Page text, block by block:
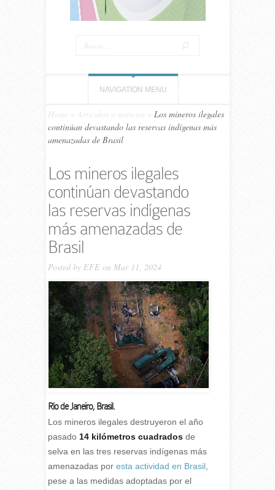
NAVIGATION MENU
Home Artículos o noticias
Los mineros ilegales
continúan devastando las reservas indígenas más
amenazadas de Brasil
Los mineros ilegales
continúan devastando
las reservas indígenas
más amenazadas de
Brasil
Posted by EFEon Mar 11, 2024
Río de Janeiro, Brasil.
L os mineros ilegales destruyeron el año
pasado 14 kilómetros cuadradosde
selva en las tres reservas indígenas más
amenazadas por esta actividad en Brasil,
pese a las medidas adoptadas por el